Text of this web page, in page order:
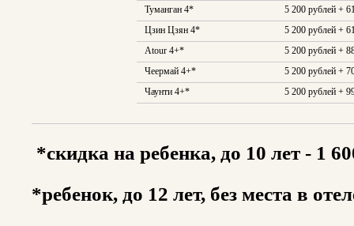
Туманган 4*
5 200 рублей +
Цзин Цзян 4*
5 200 рублей +
Atour 4+*
5 200 рублей +
Чеермай 4+*
5 200 рублей +
Чаунти 4+*
5 200 рублей +
*скидка на ребенка, до 10 лет - 1
*ребенок, до 12 лет, без места в